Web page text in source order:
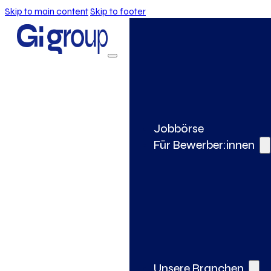
Skip to main contentSkip to footer
Jobbörse
Für Bewerber:innen